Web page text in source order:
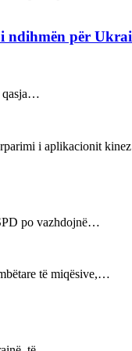
ndihmën për
qasja…
po vazhdojnë…
i aplikacionit
të miqësive,…